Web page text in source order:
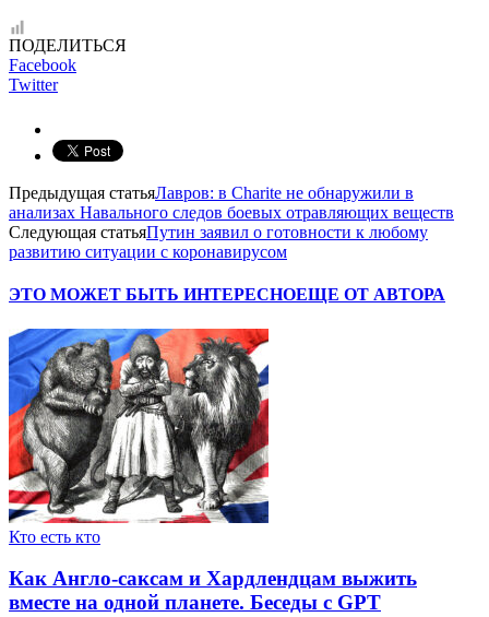
ПОДЕЛИТЬСЯ
Facebook
Twitter
Предыдущая статьяЛавров: в Charite не обнаружили в
анализах Навального следов боевых отравляющих веществ
Следующая статьяПутин заявил о готовности к любому
развитию ситуации с коронавирусом
ЭТО МОЖЕТ БЫТЬ ИНТЕРЕСНОЕЩЕ ОТ АВТОРА
Кто есть кто
Как Англо-саксам и Хардлендцам выжить
вместе на одной планете. Беседы с GPT